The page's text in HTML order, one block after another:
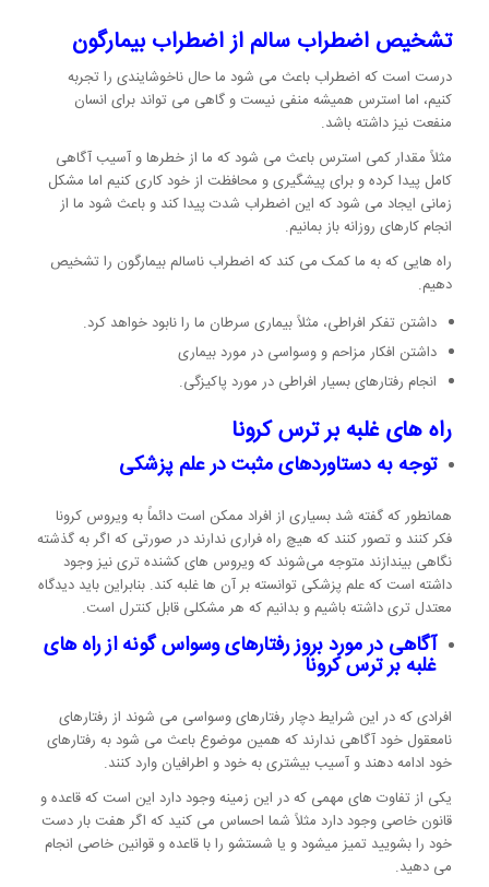
تشخیص اضطراب سالم از اضطراب بیمارگون
درست است که اضطراب باعث می شود ما حال ناخوشایندی را تجربه
کنیم، اما استرس همیشه منفی نیست و گاهی می تواند برای انسان
منفعت نیز داشته باشد.
مثلاً مقدار کمی استرس باعث می شود که ما از خطرها و آسیب آگاهی
کامل پیدا کرده و برای پیشگیری و محافظت از خود کاری کنیم اما مشکل
زمانی ایجاد می شود که این اضطراب شدت پیدا کند و باعث شود ما از
انجام کارهای روزانه باز بمانیم.
راه هایی که به ما کمک می کند که اضطراب ناسالم بیمارگون را تشخیص
دهیم.
داشتن تفکر افراطی، مثلاً بیماری سرطان ما را نابود خواهد کرد.
داشتن افکار مزاحم و وسواسی در مورد بیماری
انجام رفتارهای بسیار افراطی در مورد پاکیزگی.
راه های غلبه بر ترس کرونا
توجه به دستاوردهای مثبت در علم پزشکی
همانطور که گفته شد بسیاری از افراد ممکن است دائماً به ویروس کرونا
فکر کنند و تصور کنند که هیچ راه فراری ندارند در صورتی که اگر به گذشته
نگاهی بیندازند متوجه می‌شوند که ویروس های کشنده تری نیز وجود
داشته است که علم پزشکی توانسته بر آن ها غلبه کند. بنابراین باید دیدگاه
معتدل تری داشته باشیم و بدانیم که هر مشکلی قابل کنترل است.
آگاهی در مورد بروز رفتارهای وسواس گونه از راه های
غلبه بر ترس کرونا
افرادی که در این شرایط دچار رفتارهای وسواسی می شوند از رفتارهای
نامعقول خود آگاهی ندارند که همین موضوع باعث می شود به رفتارهای
خود ادامه دهند و آسیب‌ بیشتری به خود و اطرافیان وارد کنند.
یکی از تفاوت های مهمی که در این زمینه وجود دارد این است که قاعده و
قانون خاصی وجود دارد مثلاً شما احساس می کنید که اگر هفت بار دست
خود را بشویید تمیز میشود و یا شستشو را با قاعده و قوانین خاصی انجام
می دهید.